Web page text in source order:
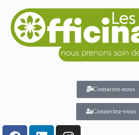
Contactez-nous
Connectez-vous